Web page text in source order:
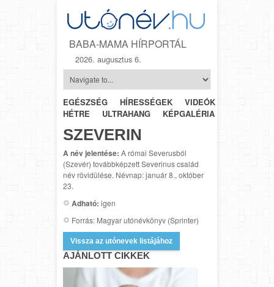
BABA-MAMA HÍRPORTÁL
2026. augusztus 6.
EGÉSZSÉG HÍRESSÉGEK VIDEÓK
HÉTRŐL-
HÉTRE
ULTRAHANG KÉPGALÉRIA
SZEVERIN
A név jelentése: A római Severusból
(Szevér) továbbképzett Severinus család
név rövidülése. Névnap: január 8., október
23.
Adható: igen
Forrás: Magyar utónévkönyv (Sprinter)
Vissza az utónevek listájához
AJÁNLOTT CIKKEK